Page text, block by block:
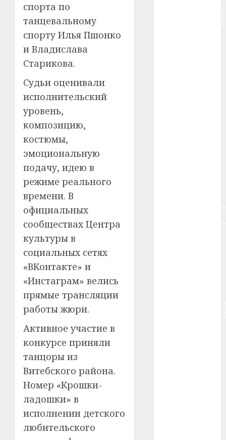
спорта по
танцевальному
спорту Илья Пшонко
и Владислава
Старикова.
Судьи оценивали
исполнительский
уровень,
композицию,
костюмы,
эмоциональную
подачу, идею в
режиме реального
времени. В
официальных
сообществах Центра
культуры в
социальных сетях
«ВКонтакте» и
«Инстаграм» велись
прямые трансляции
работы жюри.
Активное участие в
конкурсе приняли
танцоры из
Витебского района.
Номер «Крошки-
ладошки» в
исполнении детского
любительского